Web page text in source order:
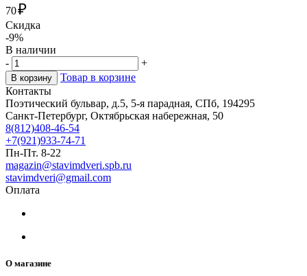
70₽
Скидка
-9%
В наличии
-
+
В корзину
Товар в корзине
Контакты
Поэтический бульвар, д.5, 5-я парадная, СПб, 194295
Санкт-Петербург, Октябрьская набережная, 50
8(812)408-46-54
+7(921)933-74-71
Пн-Пт. 8-22
magazin@stavimdveri.spb.ru
stavimdveri@gmail.com
Оплата
О магазине